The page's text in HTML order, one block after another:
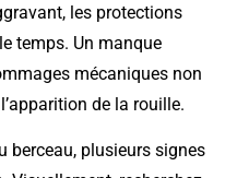
les protections
temps. Un manque
mécaniques non
de la rouille.
berceau, plusieurs signes